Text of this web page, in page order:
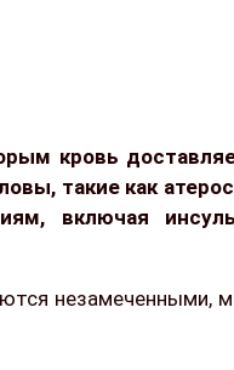
кровь
такие как
включая
незамеченными,